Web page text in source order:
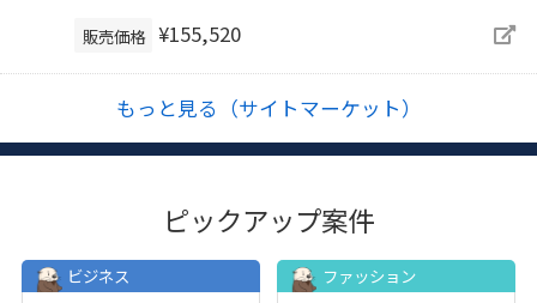
販売価格 ¥155,520
もっと見る（サイトマーケット）
ピックアップ案件
ビジネス
ファッション